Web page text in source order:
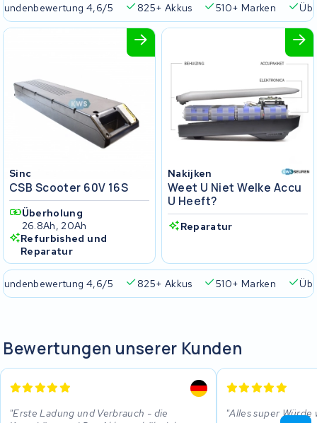
4,6/5 825+ Akkus 510+ Marken
Sinc
CSB Scooter 60V 16S
Überholung
26.8Ah, 20Ah
Refurbished und
Reparatur
Nakijken
Weet U Niet Welke Accu
U Heeft?
Reparatur
4,6/5 825+ Akkus 510+ Marken
Bewertungen unserer Kunden
Erste Ladung und Verbrauch - die
Alles super